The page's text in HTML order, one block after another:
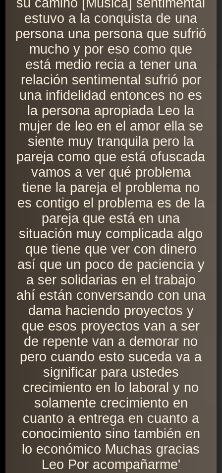
su camino [Música] sentimental
estuvo a la conquista de una
persona una persona que sufrió
mucho y por eso como que
está medio recia a tener una
relación sentimental sufrió por
una infidelidad entonces no es
la persona apropiada Leo la
mujer de leo en el amor ella se
siente muy tranquila pero la
pareja como que está ofuscada
vamos a ver qué problema
tiene la pareja el problema no
es contigo el problema es de la
pareja que está en una
situación muy complicada algo
que tiene que ver con dinero
así que un poco de paciencia y
a ser solidarias en el trabajo
ahí están conversando con una
dama haciendo proyectos y
que esos proyectos van a ser
de repente van a demorar no
pero cuando esto suceda va a
significar para ustedes
crecimiento en lo laboral y no
solamente crecimiento en
cuanto a entrega en cuanto a
conocimiento sino también en
lo económico Muchas gracias
Leo Por acompañarme'